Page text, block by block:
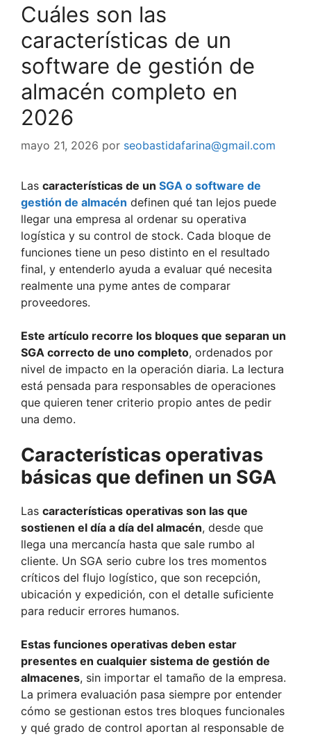
Cuáles son las
características de un
software de gestión de
almacén completo en
2026
mayo 21, 2026 por seobastidafarina@gmail.com
Las características de un SGA o software de
gestión de almacén definen qué tan lejos puede
llegar una empresa al ordenar su operativa
logística y su control de stock. Cada bloque de
funciones tiene un peso distinto en el resultado
final, y entenderlo ayuda a evaluar qué necesita
realmente una pyme antes de comparar
proveedores.
Este artículo recorre los bloques que separan un
SGA correcto de uno completo, ordenados por
nivel de impacto en la operación diaria. La lectura
está pensada para responsables de operaciones
que quieren tener criterio propio antes de pedir
una demo.
Características operativas
básicas que definen un SGA
Las características operativas son las que
sostienen el día a día del almacén, desde que
llega una mercancía hasta que sale rumbo al
cliente. Un SGA serio cubre los tres momentos
críticos del flujo logístico, que son recepción,
ubicación y expedición, con el detalle suficiente
para reducir errores humanos.
Estas funciones operativas deben estar
presentes en cualquier sistema de gestión de
almacenes, sin importar el tamaño de la empresa.
La primera evaluación pasa siempre por entender
cómo se gestionan estos tres bloques funcionales
y qué grado de control aportan al responsable de